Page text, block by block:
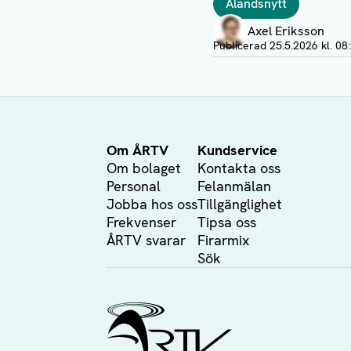
Ålandsnytt
Författare
Axel Eriksson
Visa profil
Publicerad 25.5.2026 kl.
Om ÅRTV
Om bolaget
Personal
Jobba hos oss
Frekvenser
ÅRTV svarar
Kundservice
Kontakta oss
Felanmälan
Tillgänglighet
Tipsa oss
Firarmix
Sök
Ålands Radio & TV